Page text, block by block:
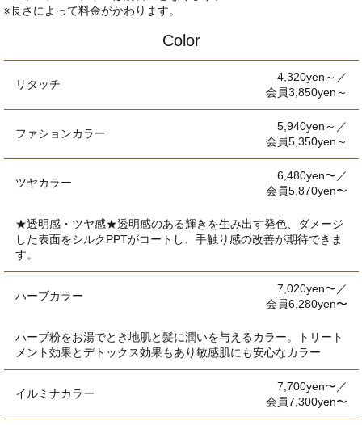
※長さによって料金がかわります。
Color
リタッチ
4,320yen～／
会員3,850yen～
ファションカラー
5,940yen～／
会員5,350yen～
ツヤカラー
6,480yen〜／
会員5,870yen〜
★透明感・ツヤ感★透明感のある輝きを生み出す発色、ダメージ
した表面をシルクPPTがコートし、手触り感の改善が期待できま
す。
ハーブカラー
7,020yen〜／
会員6,280yen〜
ハーブ粉をお湯でとき地肌と髪に潤いを与えるカラー。トリート
メント効果とデトックス効果もあり敏感肌にも安心なカラー
イルミナカラー
7,700yen〜／
会員7,300yen〜